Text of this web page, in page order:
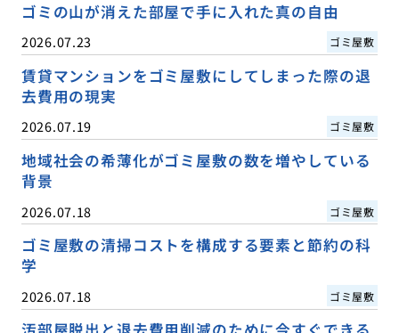
ゴミの山が消えた部屋で手に入れた真の自由
2026.07.23 ゴミ屋敷
賃貸マンションをゴミ屋敷にしてしまった際の退
去費用の現実
2026.07.19 ゴミ屋敷
地域社会の希薄化がゴミ屋敷の数を増やしている
背景
2026.07.18 ゴミ屋敷
ゴミ屋敷の清掃コストを構成する要素と節約の科
学
2026.07.18 ゴミ屋敷